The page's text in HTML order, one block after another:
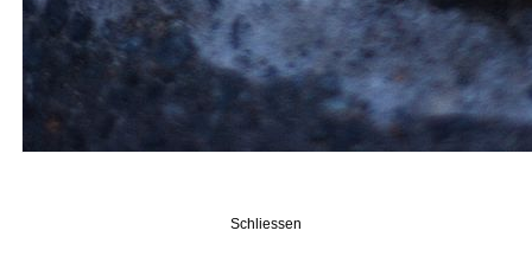
Schliessen